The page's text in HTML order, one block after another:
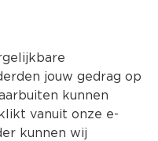
Kies jouw
Producten
jouw gedrag op
kunnen
vanuit onze e-
kunnen wij